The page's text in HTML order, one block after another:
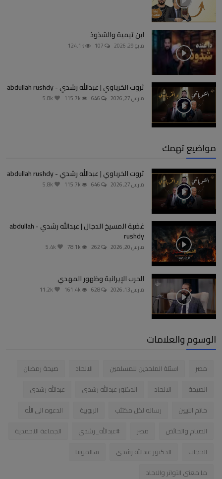
ابن تيمية والشذوذ
مايو 29, 2026
ثروت الخرباوي | عبدالله رشدي - abdullah rushdy
مارس 27, 2026
مواضيع تهمك
ثروت الخرباوي | عبدالله رشدي - abdullah rushdy
مارس 27, 2026
غضبة المسيخ الدجال | عبدالله رشدي - abdullah
rushdy
مارس 20, 2026
الحرب الإيرانية وظهور المهدي
مارس 13, 2026
الوسوم والعلامات
مصر اسئلة الملحدين للمسلمين الالحاد
صيحة رمضان
الصيحة
الالحاد الدكتور عبدالله رشدى
عبدالله رشدى
خاتم النبيين
رساله لكل مكتئب الربوبية
الدعوه الى الله
الصيام والحائض
مصر #عبدالله_رشدي
الجماعة الاحمدية
الحجاب
الدكتور عبدالله رشدى
سالمونيا
ما معنى التواتر والاحاد